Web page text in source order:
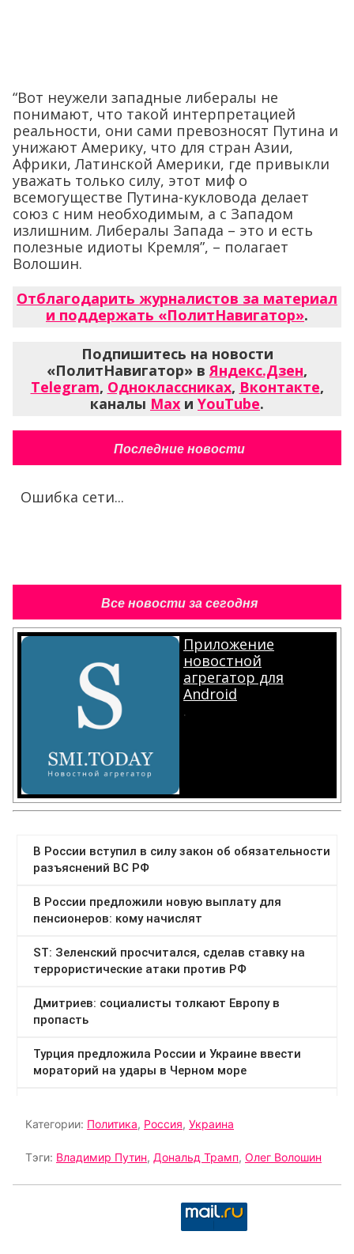
“Вот неужели западные либералы не
понимают, что такой интерпретацией
реальности, они сами превозносят Путина и
унижают Америку, что для стран Азии,
Африки, Латинской Америки, где привыкли
уважать только силу, этот миф о
всемогуществе Путина-кукловода делает
союз с ним необходимым, а с Западом
излишним. Либералы Запада – это и есть
полезные идиоты Кремля”, – полагает
Волошин.
Отблагодарить журналистов за материал
и поддержать «ПолитНавигатор».
Подпишитесь на новости
«ПолитНавигатор» в Яндекс.Дзен,
Telegram, Одноклассниках, Вконтакте,
каналы Max и YouTube.
Последние новости
Ошибка сети...
Все новости за сегодня
Приложение
новостной
агрегатор для
Android
.
Категории: Политика, Россия, Украина
Тэги: Владимир Путин, Дональд Трамп, Олег Волошин